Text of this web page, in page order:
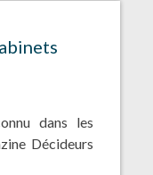
dans les
Décideurs